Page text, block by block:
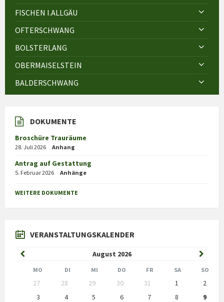
FISCHEN I.ALLGÄU
OFTERSCHWANG
BOLSTERLANG
OBERMAISELSTEIN
BALDERSCHWANG
DOKUMENTE
Broschüre Trauräume
28. Juli 2026 Anhang
Antrag auf Gestattung
5. Februar 2026 Anhänge
WEITERE DOKUMENTE
VERANSTALTUNGSKALENDER
August 2026
Previous
Month
Month
MO DI MI DO FR SA SO
calendar
27 28 29 30 31 1
2
3
4 5 6 7 8
9